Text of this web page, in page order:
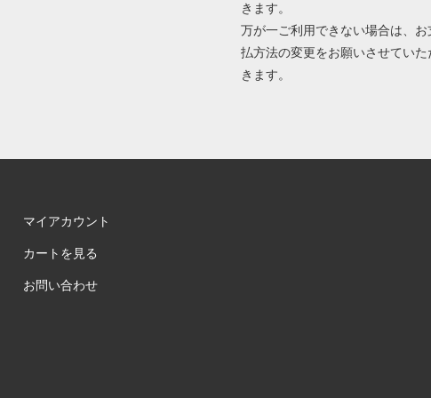
きます。
万が一ご利用できない場合は、お
払方法の変更をお願いさせていた
きます。
マイアカウント
カートを見る
お問い合わせ